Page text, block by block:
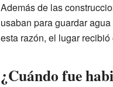
Además de las
usaban para guardar
esta razón, el lugar
¿Cuándo fue